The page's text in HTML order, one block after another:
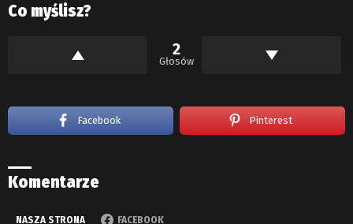
Co myślisz?
2
Głosów
Facebook Pinterest
Komentarze
NASZA STRONA FACEBOOK